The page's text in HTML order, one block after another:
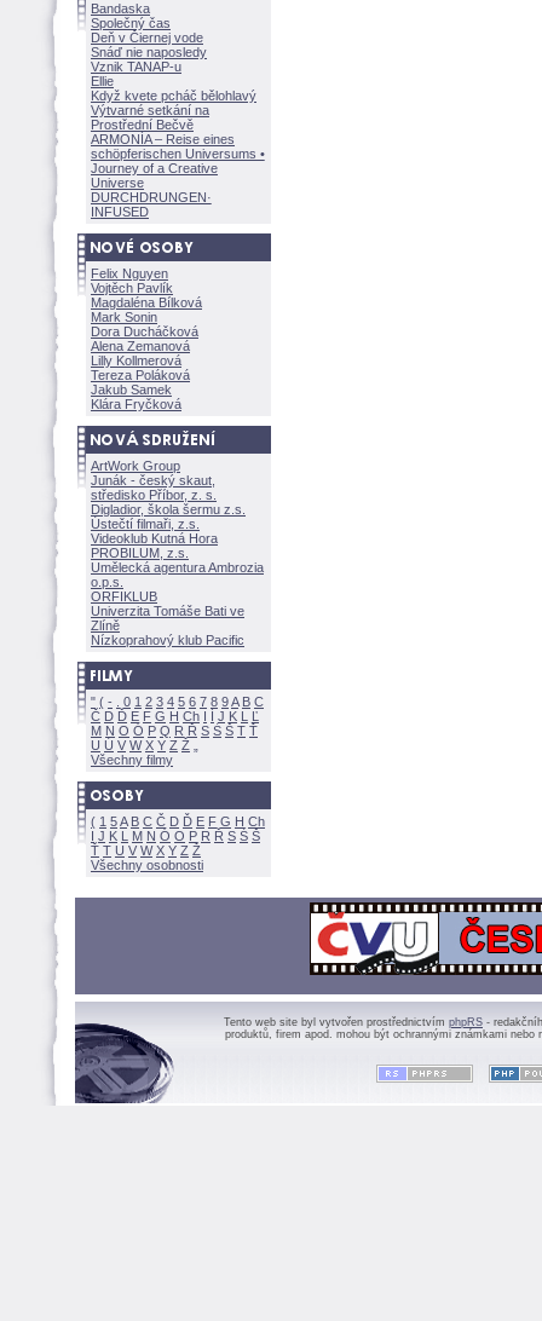
Bandaska
Společný čas
Deň v Čiernej vode
Snáď nie naposledy
Vznik TANAP-u
Ellie
Když kvete pcháč bělohlavý
Výtvarné setkání na
Prostřední Bečvě
ARMONÍA – Reise eines
schöpferischen Universums •
Journey of a Creative
Universe
DURCHDRUNGEN·
INFUSED
Felix Nguyen
Vojtěch Pavlík
Magdaléna Bílkov
Mark Sonin
Dora Ducháčkov
Alena Zemanov
Lilly Kollmerov
Tereza Polákov
Jakub Samek
Klára Fryčkov
ArtWork Group
Junák - český skaut,
středisko Příbor, z. s.
Digladior, škola šermu z.s.
Ústečtí filmaři, z.s.
Videoklub Kutná Hora
PROBILUM, z.s.
Umělecká agentura Ambrozia
o.p.s.
ORFIKLUB
Univerzita Tomáše Bati ve
Zlíně
Nízkoprahový klub Pacific
" ( - 0 1 2 3 4 5 6 7 8 9A B C
Č D Ď E F G H Ch I Í J K L
Ľ
M N O Ó P Q R Ř S Ś T Ť
U Ú V W X Y Z
Všechny filmy
( 1 5A B C Č D Ď E F G H Ch
I J K L M N Ó O P R Ř S Ś
Ť T U V W X Y Z
Všechny osobnosti
Tento web site byl vytvořen prostřednictvím phpRS -
produktů, firem apod. mohou být ochrannými známkami